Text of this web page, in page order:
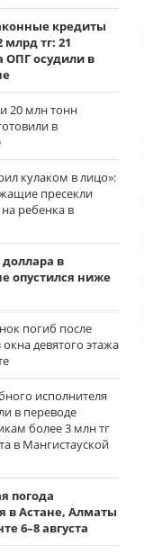
кредиты
млрд тг: 21
ОПГ осудили в
20 млн тонн
в
кулаком в лицо»:
пресекли
ребенка в
доллара в
опустился ниже
погиб после
девятого этажа
исполнителя
в переводе
более 3 млн тг
в Мангистауской
погода
в Астане, Алматы
6–8 августа